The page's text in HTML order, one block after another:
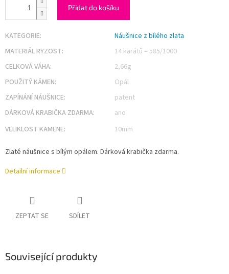
Přidat do košíku
KATEGORIE:
Náušnice z bílého zlata
MATERIÁL RYZOST:
14 karátů = 585/1000
CELKOVÁ VÁHA:
2,66g
POUŽITÝ KÁMEN:
Opál
ZAPÍNÁNÍ NÁUŠNICE:
patent
DÁRKOVÁ KRABIČKA ZDARMA:
ano
VELIKLOST KAMENE: 10mm
Zlaté náušnice s bílým opálem. Dárková krabička zdarma.
Detailní informace
ZEPTAT SE SDÍLET
Související produkty